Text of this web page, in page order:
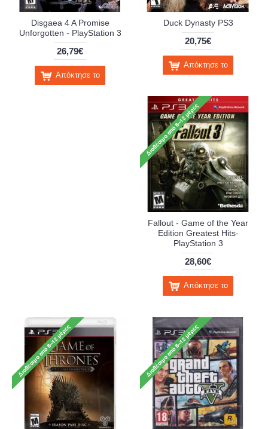
Disgaea 4 A Promise
Unforgotten - PlayStation 3
26,79€
Απόκτησε το
Duck Dynasty PS3
20,75€
Απόκτησε το
Fallout - Game of the Year
Edition Greatest Hits-
PlayStation 3
28,60€
Απόκτησε το